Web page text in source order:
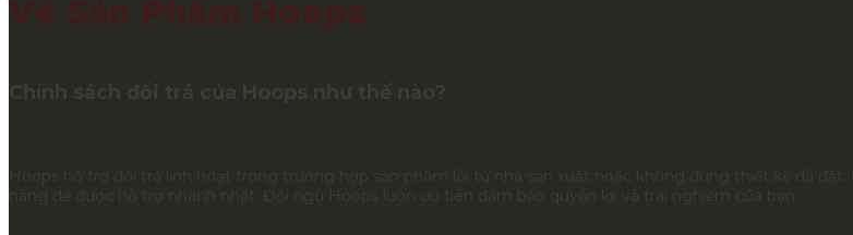
Chính sách đổi trả của Hoops như thế nào?
Hoops hỗ trợ đổi trả linh hoạt trong trường hợp sản phẩm lỗi từ nhà sản xuất hoặc không đúng thiết kế đã
hàng để được hỗ trợ nhanh nhất. Đội ngũ Hoops luôn ưu tiên đảm bảo quyền lợi và trải nghiệm của bạn.